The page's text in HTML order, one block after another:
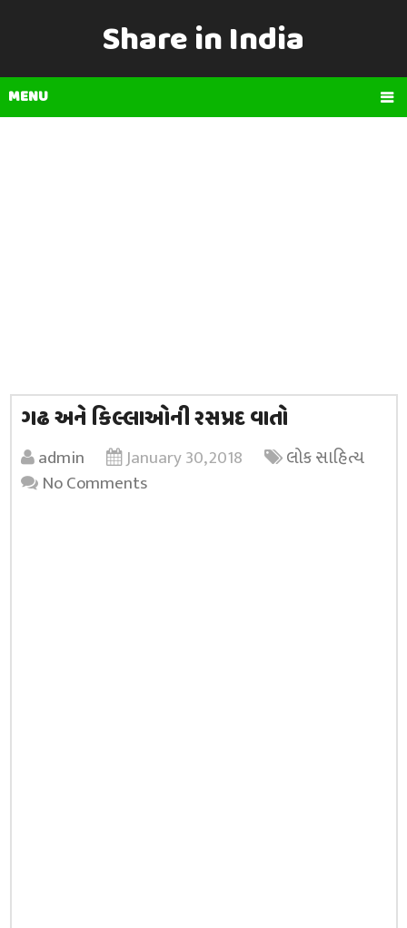
Share in India
MENU
ગઢ અને કિલ્લાઓની રસપ્રદ વાતો
admin January 30, 2018
લોક સાહિત્ય
No Comments